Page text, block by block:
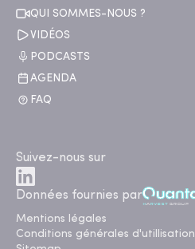
QUI SOMMES-NOUS ?
VIDÉOS
PODCASTS
AGENDA
FAQ
Suivez-nous sur
Données fournies par
Mentions légales
Conditions générales d'utillisation